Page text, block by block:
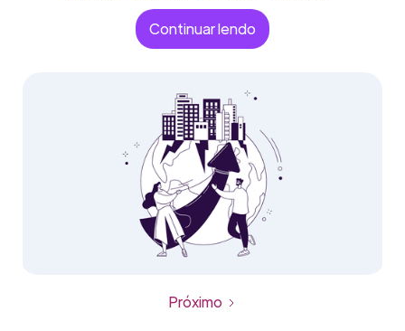
Continuar lendo
Próximo